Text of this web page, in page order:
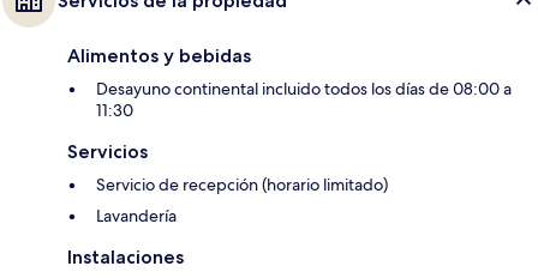
Alimentos y bebidas
Desayuno continental incluido todos los días de 08:00 a
11:30
Servicios
Servicio de recepción (horario limitado)
Lavandería
Instalaciones